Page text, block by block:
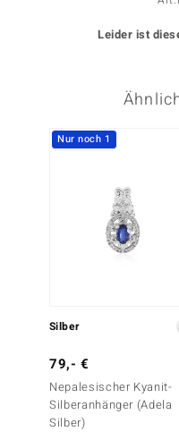
BY DE MELO
Collection
Leider ist
Nur noch 1
Silber
79,- €
Nepalesischer Kyanit-
Silberanhänger (Adela
Silber)